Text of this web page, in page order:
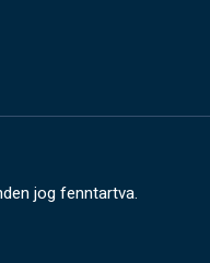
jog fenntartva.